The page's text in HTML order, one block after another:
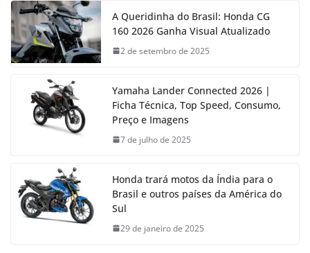
A Queridinha do Brasil: Honda CG
160 2026 Ganha Visual Atualizado
2 de setembro de 2025
Yamaha Lander Connected 2026 |
Ficha Técnica, Top Speed, Consumo,
Preço e Imagens
7 de julho de 2025
Honda trará motos da Índia para o
Brasil e outros países da América do
Sul
29 de janeiro de 2025